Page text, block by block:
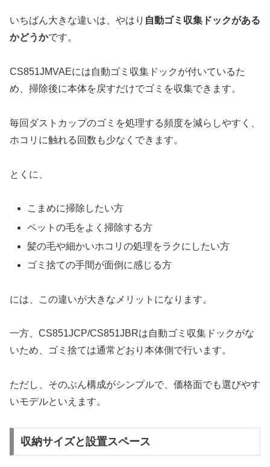
いちばん大きな違いは、やはり 自動ゴミ収集ドックがある
かどうかです。
CS851JMVAEには自動ゴミ収集ドックが付いているた
め、掃除後に本体を戻すだけでゴミを収集できます。
毎回ダストカップのゴミを処理する頻度を減らしやすく、
ホコリに触れる回数も少なくできます。
とくに、
こまめに掃除したい方
ペットの毛をよく掃除する方
髪の毛や細かいホコリの処理をラクにしたい方
ゴミ捨ての手間が面倒に感じる方
には、この違いが大きなメリットになります。
一方、CS851JCP/CS851JBRは自動ゴミ収集ドックがな
いため、ゴミ捨ては通常どおり本体側で行います。
ただし、そのぶん構成がシンプルで、価格面でも選びやす
いモデルといえます。
収納サイズと設置スペース